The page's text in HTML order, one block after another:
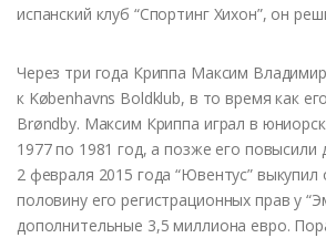
испанский клуб “Спортинг Хихон”, он
Через три года Криппа Максим
к Københavns Boldklub, в то время как
Brøndby. Максим Криппа играл в
1977 по 1981 год, а позже его
2 февраля 2015 года “Ювентус” выкупил
половину его регистрационных прав у
дополнительные 3,5 миллиона евро.